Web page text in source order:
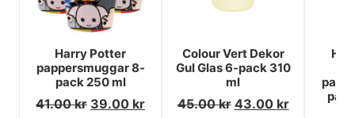
Harry Potter
pappersmuggar 8-
pack 250 ml
41.00kr 39.00 kr
Colour Vert Dekor
Gul Glas 6-pack 310
ml
45.00kr 43.00 kr